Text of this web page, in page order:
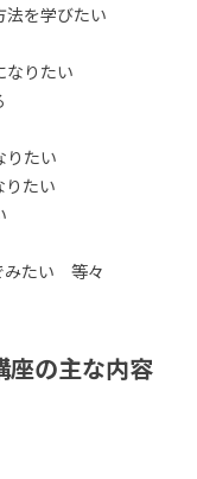
法を学びたい
なりたい
りたい
りたい
みたい 等々
座の主な内容